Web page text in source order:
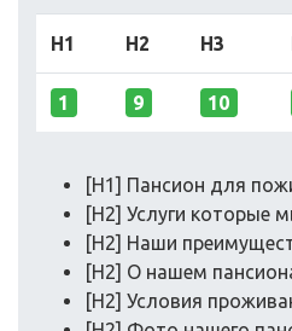
H1 H2 H3
1 9 10
[H1] Пансион для
[H2] Услуги которые
[H2] Наши
[H2] О нашем
[H2] Условия